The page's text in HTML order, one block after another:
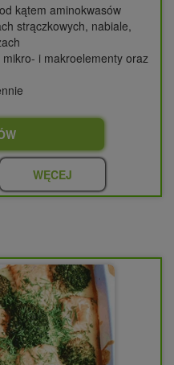
kątem aminokwasów
strączkowych, nabiale,
i makroelementy oraz
WĘCEJ